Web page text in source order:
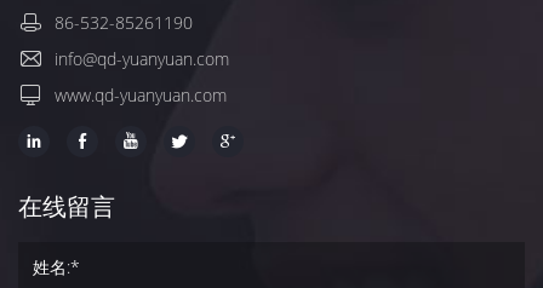
86-532-85261190
info@qd-yuanyuan.com
www.qd-yuanyuan.com
在线留言